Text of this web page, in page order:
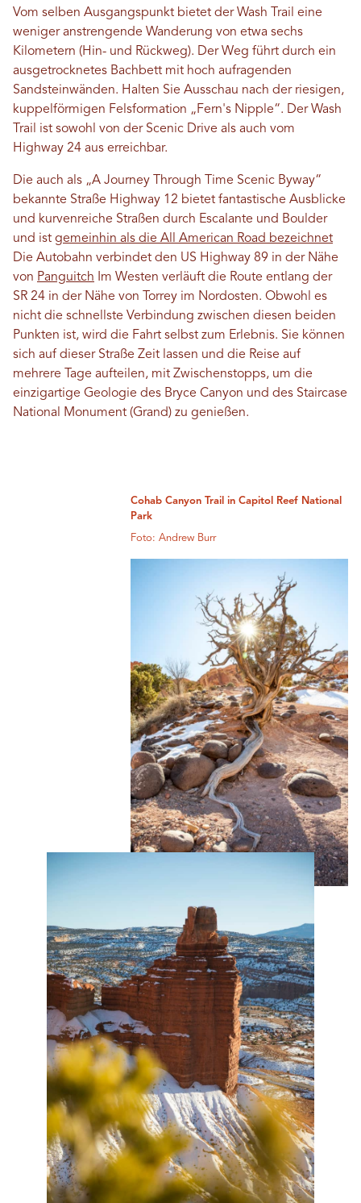
Vom selben Ausgangspunkt bietet der Wash Trail eine
weniger anstrengende Wanderung von etwa sechs
Kilometern (Hin- und Rückweg). Der Weg führt durch ein
ausgetrocknetes Bachbett mit hoch aufragenden
Sandsteinwänden. Halten Sie Ausschau nach der riesigen,
kuppelförmigen Felsformation „Fern's Nipple“. Der Wash
Trail ist sowohl von der Scenic Drive als auch vom
Highway 24 aus erreichbar.
Die auch als „A Journey Through Time Scenic Byway“
bekannte Straße Highway 12 bietet fantastische Ausblicke
und kurvenreiche Straßen durch Escalante und Boulder
und ist gemeinhin als die All American Road bezeichnet
Die Autobahn verbindet den US Highway 89 in der Nähe
von Panguitch Im Westen verläuft die Route entlang der
SR 24 in der Nähe von Torrey im Nordosten. Obwohl es
nicht die schnellste Verbindung zwischen diesen beiden
Punkten ist, wird die Fahrt selbst zum Erlebnis. Sie können
sich auf dieser Straße Zeit lassen und die Reise auf
mehrere Tage aufteilen, mit Zwischenstopps, um die
einzigartige Geologie des Bryce Canyon und des Staircase
National Monument (Grand) zu genießen.
Cohab Canyon Trail in Capitol Reef National
Park
Foto: Andrew Burr